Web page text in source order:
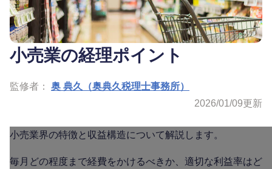
小売業の経理ポイント
監修者： 奥 典久（奥典久税理士事務所）
2026/01/09更新
小売業界の特徴と収益構造について解説します。
毎月どの程度まで経費をかけるべきか、適切な利益率はど